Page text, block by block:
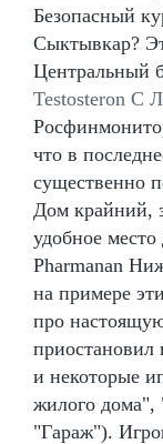
Безопасный
Сыктывкар?
Центральный
Testosteron C
что в
существенно
Дом крайний,
удобное место
Pharmanan
на примере
про
приостановил
и некоторые
жилого дома",
"Гараж").